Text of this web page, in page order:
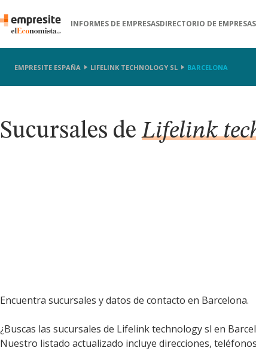
INFORMES DE EMPRESASDIRECTORIO DE EMPRESAS
EMPRESITE ESPAÑA LIFELINK TECHNOLOGY SL BARCELONA
Sucursales deLifelink
Encuentra sucursales y datos de contacto en Barcelona.
¿Buscas las sucursales de Lifelink technology sl en
Nuestro listado actualizado incluye direcciones,